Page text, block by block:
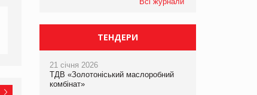
ТЕНДЕРИ
21 січня 2026
ТДВ «Золотоніський маслоробний
комбінат»